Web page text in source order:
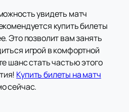
увидеть матч
купить билеты
Это позволит вам занять
игрой в комфортной
шанс стать частью этого
Купить билеты на матч
сейчас.